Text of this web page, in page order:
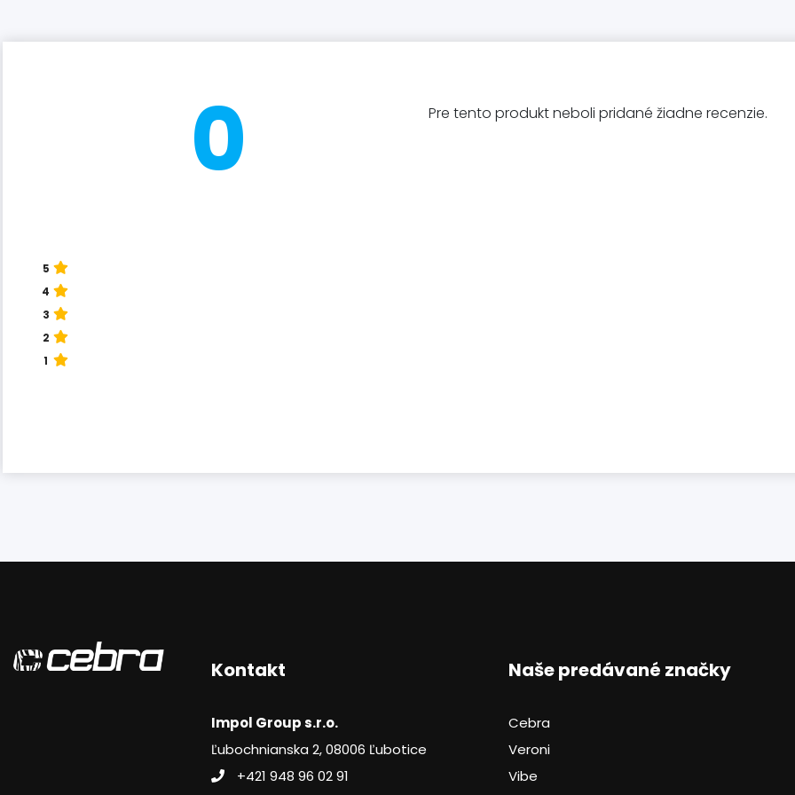
0
5
4
3
2
1
Pre tento produkt neboli pridané žiadne recenzie.
Kontakt
Impol Group s.r.o.
Ľubochnianska 2, 08006 Ľubotice
+421 948 96 02 91
Naše predávané značky
Cebra
Veroni
Vibe